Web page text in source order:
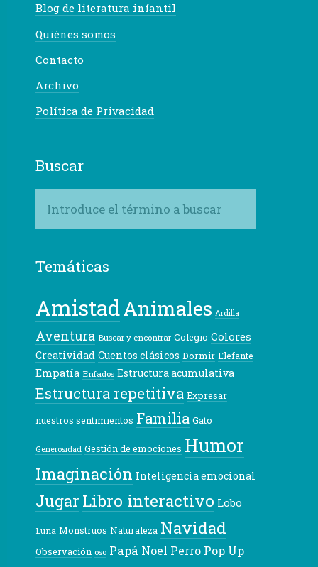
Blog de literatura infantil
Quiénes somos
Contacto
Archivo
Política de Privacidad
Buscar
Temáticas
AmistadAnimales Ardilla
Aventura Buscar y encontrar Colegio Colores
Creatividad Cuentos clásicos Dormir Elefante
Empatía Enfados Estructura acumulativa
Estructura repetitiva Expresar
nuestros sentimientos Familia Gato
Generosidad Gestión de emociones Humor
Imaginación Inteligencia emocional
Jugar Libro interactivo Lobo
Luna Monstruos Naturaleza Navidad
Observación oso Papá Noel Perro Pop Up